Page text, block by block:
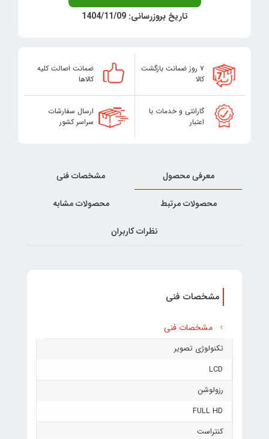
تاریخ بروزرسانی: 1404/11/09
۷ روز ضمانت بازگشت
کالا
ضمانت اصالت کلیه
کالاها
گارانتی و خدمات با
اعتبار
ارسال سفارشات
سراسر کشور
معرفی محصول مشخصات فنی
محصولات مرتبط محصولات مشابه
نظرات کاربران
مشخصات فنی
مشخصات فنی
تکنولوژی تصویر
LCD
رزولوشن
FULL HD
کنتراست